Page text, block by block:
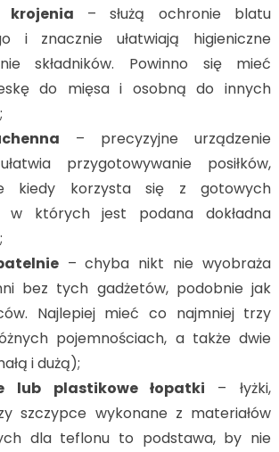
– służą ochronie blatu
i znacznie ułatwiają higieniczne
składników. Powinno się mieć
do mięsa i osobną do innych
– precyzyjne urządzenie
przygotowywanie posiłków,
kiedy korzysta się z gotowych
w których jest podana dokładna
– chyba nikt nie wyobraża
bez tych gadżetów, podobnie jak
Najlepiej mieć co najmniej trzy
pojemnościach, a także dwie
i dużą);
lub plastikowe łopatki – łyżki,
szczypce wykonane z materiałów
dla teflonu to podstawa, by nie